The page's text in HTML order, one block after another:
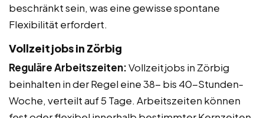
beschränkt sein, was eine gewisse spontane
Flexibilität erfordert.
Vollzeitjobs in Zörbig
Reguläre Arbeitszeiten:Vollzeitjobs in Zörbig
beinhalten in der Regel eine 38- bis 40-Stunden-
Woche, verteilt auf 5 Tage. Arbeitszeiten können